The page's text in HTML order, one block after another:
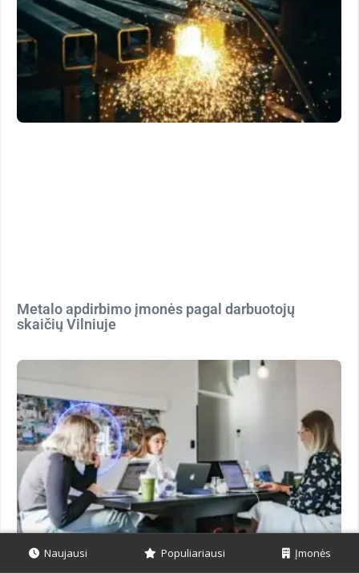
Metalo apdirbimo įmonės pagal darbuotojų
skaičių Vilniuje
Naujausi Populiariausi Įmonės